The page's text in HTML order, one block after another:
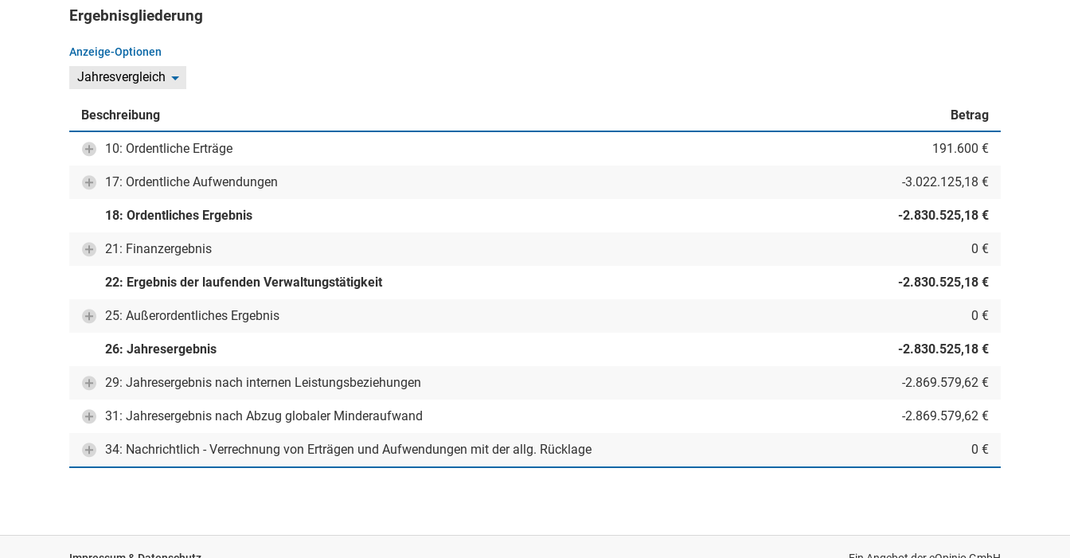
Ergebnisgliederung
Anzeige-Optionen
Jahresvergleich
Beschreibung Betrag
10: Ordentliche Erträge 191.600 €
17: Ordentliche Aufwendungen -3.022.125,18 €
18: Ordentliches Ergebnis -2.830.525,18 €
21: Finanzergebnis 0 €
22: Ergebnis der laufenden Verwaltungstätigkeit -2.830.525,18 €
25: Außerordentliches Ergebnis 0 €
26: Jahresergebnis -2.830.525,18 €
29: Jahresergebnis nach internen Leistungsbeziehungen -2.869.579,62 €
31: Jahresergebnis nach Abzug globaler Minderaufwand -2.869.579,62 €
34: Nachrichtlich - Verrechnung von Erträgen und Aufwendungen mit der allg. Rücklage 0 €